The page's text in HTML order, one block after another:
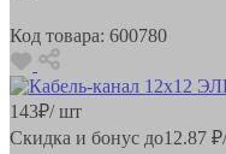
Код товара: 600780
143₽/ шт
Скидка и бонус до12.87